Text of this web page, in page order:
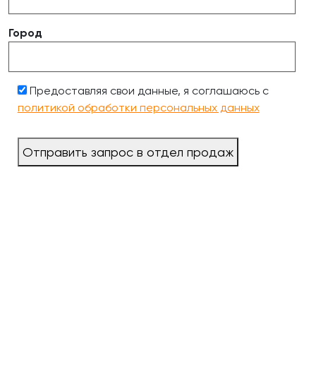
Город
Предоставляя свои данные, я соглашаюсь с
политикой обработки персональных данных
Отправить запрос в отдел продаж